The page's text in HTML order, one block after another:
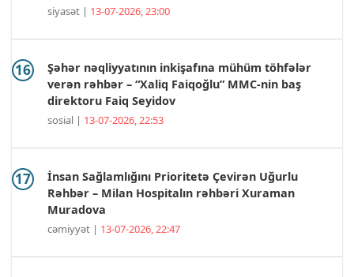
siyasət | 13-07-2026, 23:00
Şəhər nəqliyyatının inkişafına mühüm töhfələr
verən rəhbər – “Xaliq Faiqoğlu” MMC-nin baş
direktoru Faiq Seyidov
sosial | 13-07-2026, 22:53
İnsan Sağlamlığını Prioritetə Çevirən Uğurlu
Rəhbər – Milan Hospitalın rəhbəri Xuraman
Muradova
cəmiyyət | 13-07-2026, 22:47